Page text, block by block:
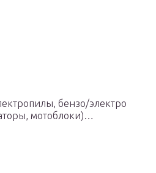
бензо/электро
мотоблоки)…